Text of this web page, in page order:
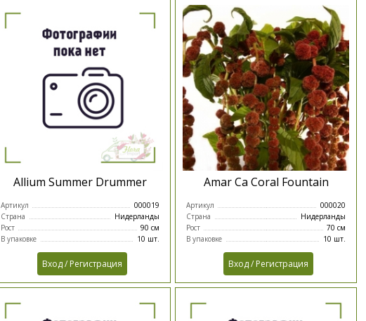
Allium Summer Drummer
Артикул
000019
Страна
Нидерланды
Рост
90 см
В упаковке
10 шт.
Вход / Регистрация
Amar Ca Coral Fountain
Артикул
000020
Страна
Нидерланды
Рост
70 см
В упаковке
10 шт.
Вход / Регистрация